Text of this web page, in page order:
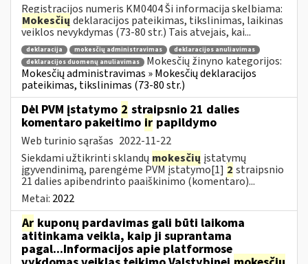
Registracijos numeris KM0404 Ši informacija skelbiama:
Mokesčių deklaracijos pateikimas, tikslinimas, laikinas
veiklos nevykdymas (73-80 str.) Tais atvejais, kai...
deklaracija mokesčių administravimas
deklaracijos anuliavimas
deklaracijos duomenų anuliavimas
Mokesčių žinyno kategorijos:
Mokesčių administravimas » Mokesčių deklaracijos
pateikimas, tikslinimas (73-80 str.)
Dėl PVM įstatymo 2 straipsnio 21 dalies
komentaro pakeitimo ir papildymo
Web turinio sąrašas 2022-11-22
Siekdami užtikrinti sklandų mokesčių įstatymų
įgyvendinimą, parengėme PVM įstatymo[1] 2 straipsnio
21 dalies apibendrinto paaiškinimo (komentaro)...
Metai: 2022
Ar kuponų pardavimas gali būti laikoma
atitinkama veikla, kaip ji suprantama
pagal...Informacijos apie platformose